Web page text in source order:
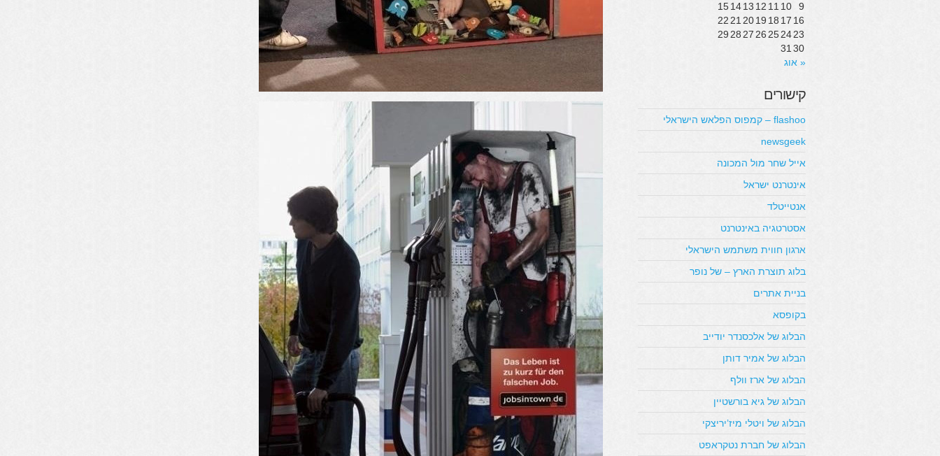
9
10
11
12
13
14
15
16
17
18
19
20
21
22
23
24
25
26
27
28
29
30
31
« אוג
קישורים
flashoo – קמפוס הפלאש הישראלי
newsgeek
אייל שחר מול המכונה
אינטרנט ישראל
אנטייטלד
אסטרטגיה באינטרנט
ארגון חווית משתמש הישראלי
בלוג תוצרת הארץ – של נופר
בניית אתרים
בקופסא
הבלוג של אלכסנדר יודייב
הבלוג של אמיר דותן
הבלוג של ארז וולף
הבלוג של גיא בורשטיין
הבלוג של ויטלי מיז’יריצקי
הבלוג של חברת נטקראפט